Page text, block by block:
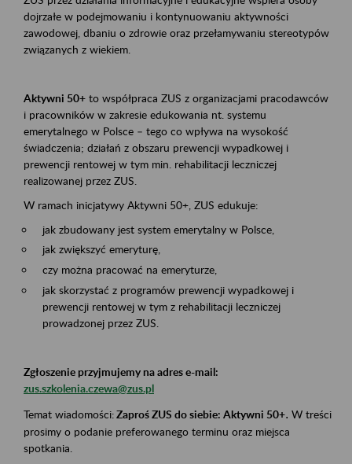
dojrzałe w podejmowaniu i kontynuowaniu aktywności
zawodowej, dbaniu o zdrowie oraz przełamywaniu stereotypów
związanych z wiekiem.
Aktywni 50+ to współpraca ZUS z organizacjami pracodawców
i pracowników w zakresie edukowania nt. systemu
emerytalnego w Polsce – tego co wpływa na wysokość
świadczenia; działań z obszaru prewencji wypadkowej i
prewencji rentowej w tym min. rehabilitacji leczniczej
realizowanej przez ZUS.
W ramach inicjatywy Aktywni 50+, ZUS edukuje:
jak zbudowany jest system emerytalny w Polsce,
jak zwiększyć emeryturę,
czy można pracować na emeryturze,
jak skorzystać z programów prewencji wypadkowej i
prewencji rentowej w tym z rehabilitacji leczniczej
prowadzonej przez ZUS.
Zgłoszenie przyjmujemy na adres e-mail:
zus.szkolenia.czewa@zus.pl
Temat wiadomości:Zaproś ZUS do siebie: Aktywni 50+. W treści
prosimy o podanie preferowanego terminu oraz miejsca
spotkania.